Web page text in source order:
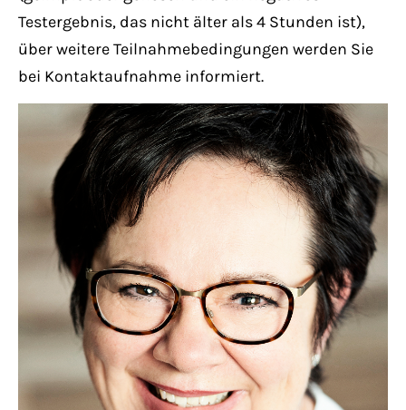
Testergebnis, das nicht älter als 4 Stunden ist),
über weitere Teilnahmebedingungen werden Sie
bei Kontaktaufnahme informiert.